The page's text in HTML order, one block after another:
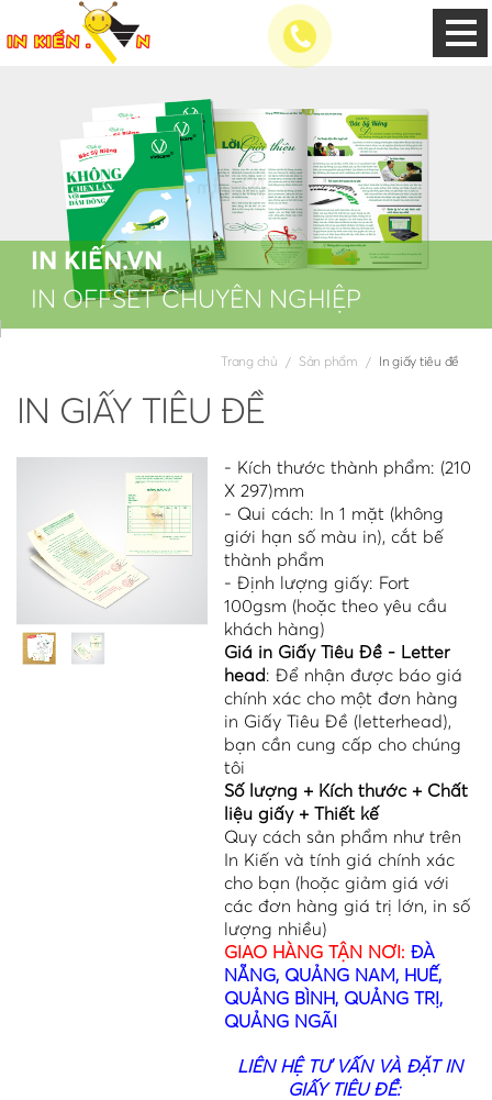
IN KIẾN.VN
IN OFFSET CHUYÊN NGHIỆP
Trang chủ Sản phẩm In giấy tiêu đề
IN GIẤY TIÊU ĐỀ
- Kích thước thành phẩm: (210
X 297)mm
- Qui cách: In 1 mặt (không
giới hạn số màu in), cắt bế
thành phẩm
- Định lượng giấy: Fort
100gsm (hoặc theo yêu cầu
khách hàng)
Giá in Giấy Tiêu Đề - Letter
head: Để nhận được báo giá
chính xác cho một đơn hàng
in Giấy Tiêu Đề (letterhead),
bạn cần cung cấp cho chúng
tôi
Số lượng + Kích thước + Chất
liệu giấy + Thiết kế
Quy cách sản phẩm như trên
In Kiến và tính giá chính xác
cho bạn (hoặc giảm giá với
các đơn hàng giá trị lớn, in số
lượng nhiều)
GIAO HÀNG TẬN NƠI: ĐÀ
NẴNG, QUẢNG NAM, HUẾ,
QUẢNG BÌNH, QUẢNG TRỊ,
QUẢNG NGÃI
LIÊN HỆ TƯ VẤN VÀ ĐẶT IN
GIẤY TIÊU ĐỀ: